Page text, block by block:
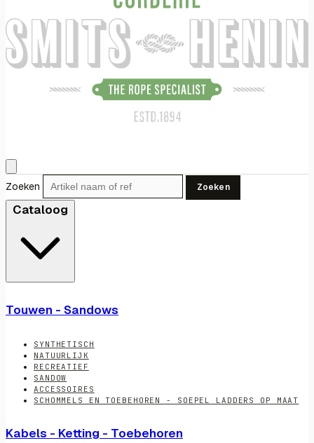
Zoeken Zoeken
Cataloog
Touwen - Sandows
SYNTHETISCH
NATUURLIJK
RECREATIEF
SANDOW
ACCESSOIRES
SCHOMMELS EN TOEBEHOREN - SOEPEL LADDERS OP MAAT
Kabels - Ketting - Toebehoren